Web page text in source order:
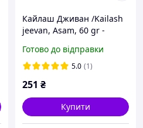
Кайлаш Дживан /Kailash
jeevan, Asam, 60 gr -
протигрибковий,
антисептичний крем-
Готово до відправки
5.0 (1)
251 ₴
Купити